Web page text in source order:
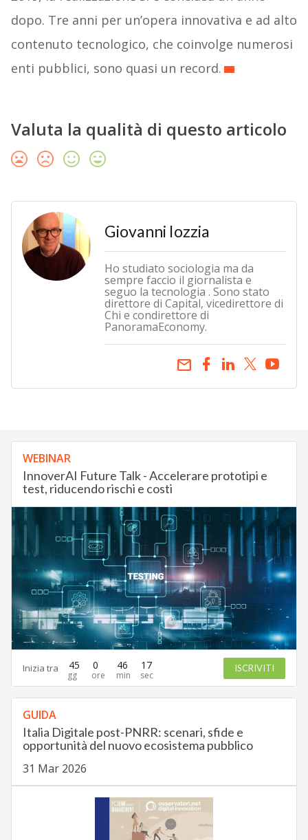
dopo. Tre anni per un’opera innovativa e ad alto
contenuto tecnologico, che coinvolge numerosi
enti pubblici, sono quasi un record.
Valuta la qualità di questo articolo
Giovanni Iozzia
Ho studiato sociologia ma da
sempre faccio il giornalista e
seguo la tecnologia . Sono stato
direttore di Capital, vicedirettore di
Chi e condirettore di
PanoramaEconomy.
email
WEBINAR
InnoverAI Future Talk - Accelerare prototipi e
test, riducendo rischi e costi
Inizia tra 45 0 46 16 ISCRIVITI
GUIDA
Italia Digitale post-PNRR: scenari, sfide e
opportunità del nuovo ecosistema pubblico
31 Mar 2026